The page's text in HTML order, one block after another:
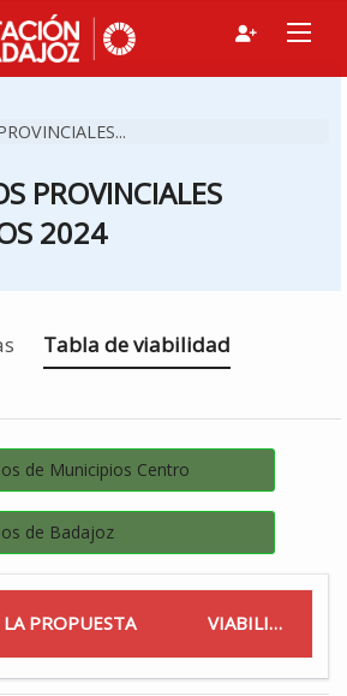
PROVINCIALES
2024
Estás en
Tabla de viabilidad
de Municipios Centro
de Badajoz
PROPUESTA VIABILIDAD